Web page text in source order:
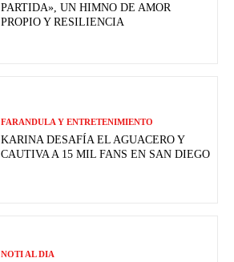
PARTIDA», UN HIMNO DE AMOR
PROPIO Y RESILIENCIA
FARANDULA Y ENTRETENIMIENTO
KARINA DESAFÍA EL AGUACERO Y
CAUTIVA A 15 MIL FANS EN SAN DIEGO
NOTI AL DIA